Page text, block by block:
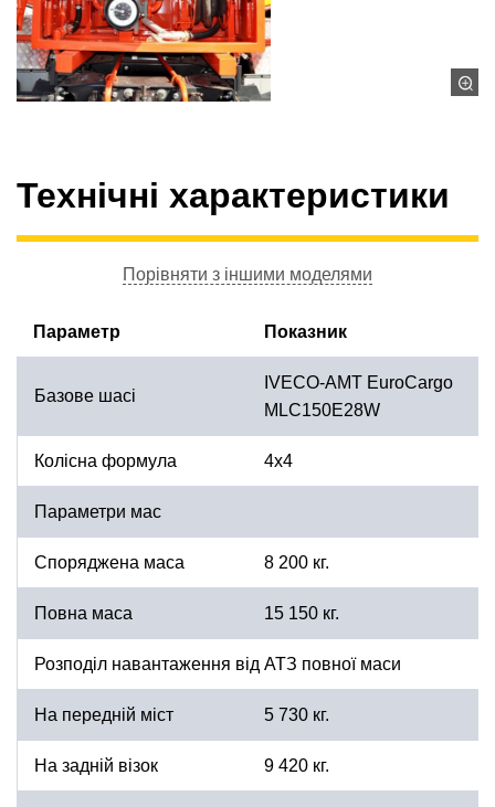
Технічні характеристики
Порівняти з іншими моделями
Параметр Показник
Базове шасі
IVECO-AMT EuroCargo
MLС150E28W
Колісна формула 4х4
Параметри мас
Споряджена маса 8 200 кг.
Повна маса 15 150 кг.
Розподіл навантаження від АТЗ повної маси
На передній міст 5 730 кг.
На задній візок 9 420 кг.